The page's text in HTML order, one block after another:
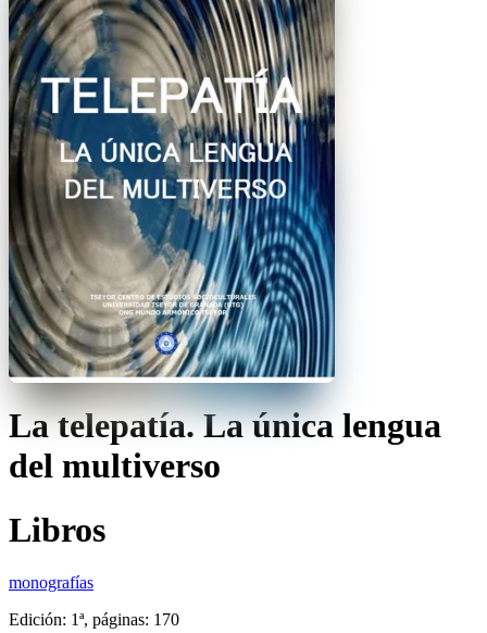
La telepatía. La única lengua
del multiverso
Libros
monografías
Edición: 1ª, páginas: 170